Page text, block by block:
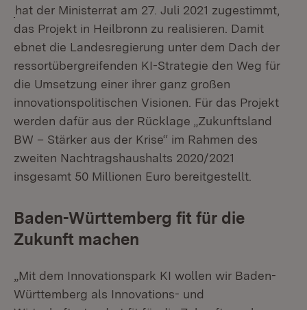
(Öffnet in neuem Fenster)
hat der Ministerrat am 27. Juli 2021 zugestimmt,
das Projekt in Heilbronn zu realisieren. Damit
ebnet die Landesregierung unter dem Dach der
ressortübergreifenden KI-Strategie den Weg für
die Umsetzung einer ihrer ganz großen
innovationspolitischen Visionen. Für das Projekt
werden dafür aus der Rücklage „Zukunftsland
BW – Stärker aus der Krise“ im Rahmen des
zweiten Nachtragshaushalts 2020/2021
insgesamt 50 Millionen Euro bereitgestellt.
Baden-Württemberg fit für die
Zukunft machen
„Mit dem Innovationspark KI wollen wir Baden-
Württemberg als Innovations- und